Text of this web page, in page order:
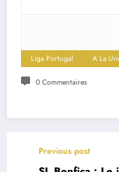
Liga Portugal A La
0 Commentaires
Previous post